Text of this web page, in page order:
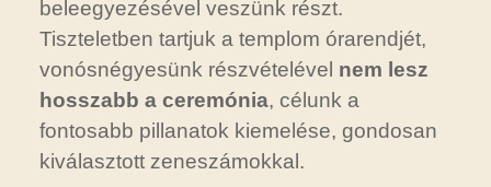
beleegyezésével veszünk részt.
Tiszteletben tartjuk a templom órarendjét,
vonósnégyesünk részvételével nem lesz
hosszabb a ceremónia, célunk a
fontosabb pillanatok kiemelése, gondosan
kiválasztott zeneszámokkal.